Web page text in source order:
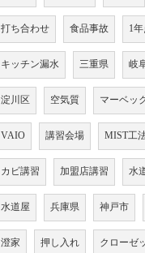
打ち合わせ 食品事故 1
キッチン漏水 三重県 岐
淀川区 空気質 マーベッ
VAIO 講習会場 MIST工
カビ講習 加盟店講習 水
水道屋 兵庫県 神戸市
澄家 押し入れ クローゼ